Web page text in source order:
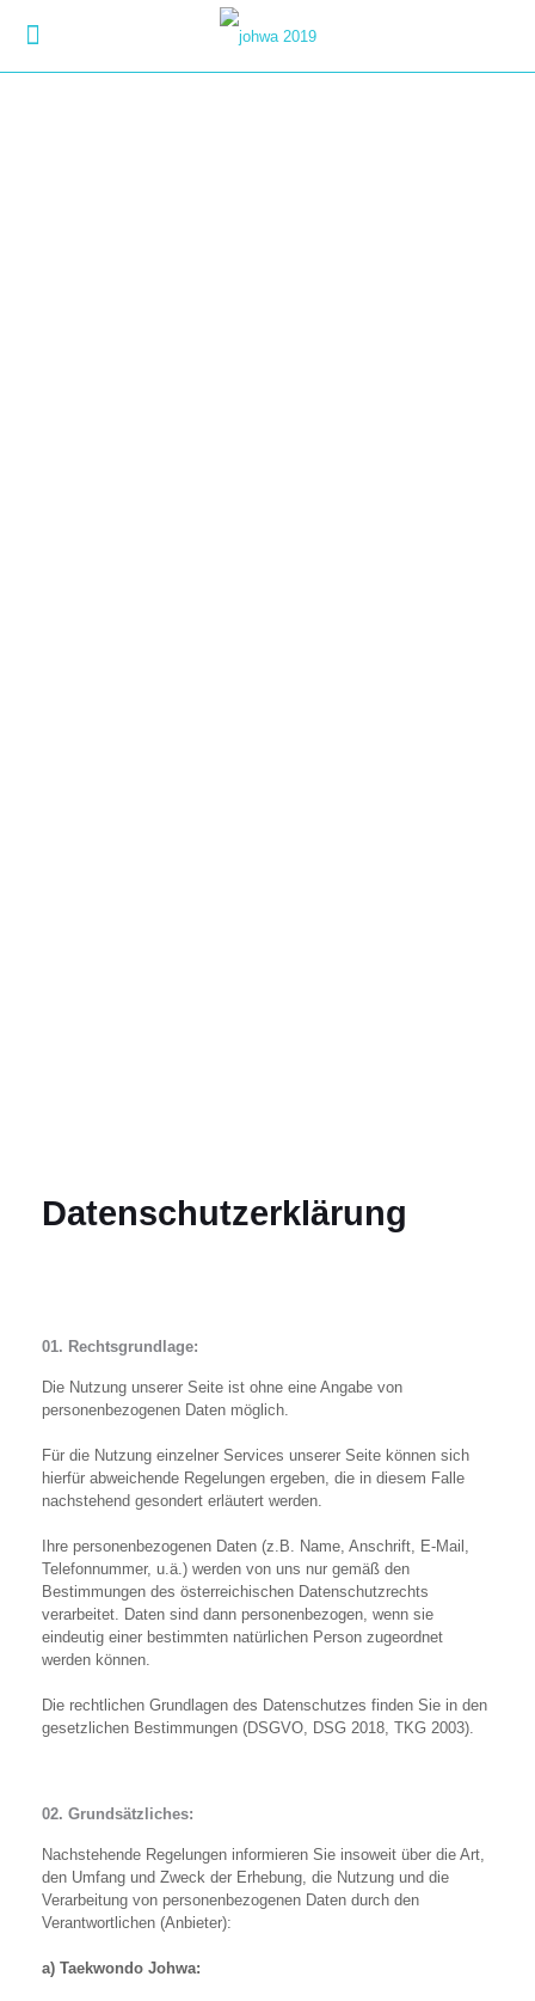
Datenschutzerklärung
01. Rechtsgrundlage:
Die Nutzung unserer Seite ist ohne eine Angabe von
personenbezogenen Daten möglich.
Für die Nutzung einzelner Services unserer Seite können sich
hierfür abweichende Regelungen ergeben, die in diesem Falle
nachstehend gesondert erläutert werden.
Ihre personenbezogenen Daten (z.B. Name, Anschrift, E-Mail,
Telefonnummer, u.ä.) werden von uns nur gemäß den
Bestimmungen des österreichischen Datenschutzrechts
verarbeitet. Daten sind dann personenbezogen, wenn sie
eindeutig einer bestimmten natürlichen Person zugeordnet
werden können.
Die rechtlichen Grundlagen des Datenschutzes finden Sie in den
gesetzlichen Bestimmungen (DSGVO, DSG 2018, TKG 2003).
02. Grundsätzliches:
Nachstehende Regelungen informieren Sie insoweit über die Art,
den Umfang und Zweck der Erhebung, die Nutzung und die
Verarbeitung von personenbezogenen Daten durch den
Verantwortlichen (Anbieter):
a) Taekwondo Johwa: